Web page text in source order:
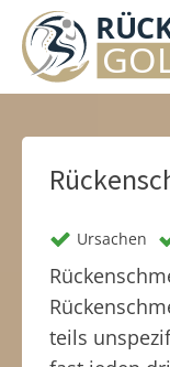
Ursachen
teils